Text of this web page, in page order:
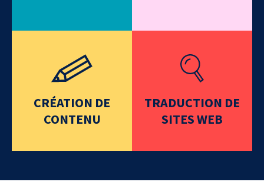
CRÉATION DE
CONTENU
TRADUCTION DE
SITES WEB